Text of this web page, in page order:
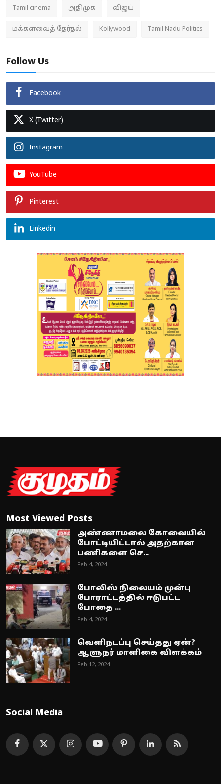
Tamil cinema அதிமுக விஜய்
மக்களவைத் தேர்தல் Kollywood Tamil Nadu Politics
Follow Us
Facebook
X (Twitter)
Instagram
YouTube
Pinterest
Linkedin
Most Viewed Posts
அண்ணாமலை கோவையில்
போட்டியிட்டால் அதற்கான
பணிகளை செ...
Feb 4, 2024
போலிஸ் நிலையம் முன்பு
போராட்டத்தில் ஈடுபட்ட
போதை ...
Feb 4, 2024
வெளிநடப்பு செய்தது ஏன்?
ஆளுநர் மாளிகை விளக்கம்
Feb 12, 2024
Social Media